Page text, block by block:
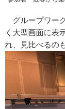
グループワー
く大型画面に表
れ、見比べるの